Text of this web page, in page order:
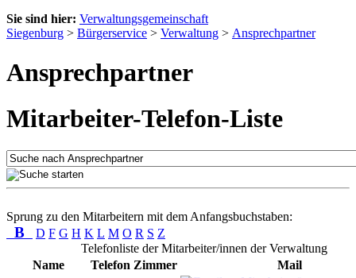
Sie sind hier: Verwaltungsgemeinschaft
Siegenburg > Bürgerservice > Verwaltung > Ansprechpartner
Ansprechpartner
Mitarbeiter-Telefon-Liste
Sprung zu den Mitarbeitern mit dem Anfangsbuchstaben:
B D F G H K L M O R S Z
Telefonliste der Mitarbeiter/innen der Verwaltung
Name
Telefon Zimmer
Mail